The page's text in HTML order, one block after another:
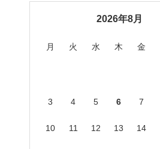
2026年8月
月 火 水 木 金
3 4 5 6 7
10 11 12 13 14